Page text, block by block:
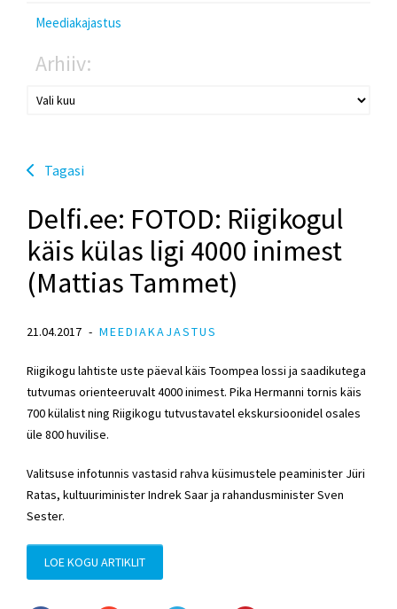
Meediakajastus
Arhiiv:
Tagasi
Delfi.ee: FOTOD: Riigikogul
käis külas ligi 4000 inimest
(Mattias Tammet)
21.04.2017 MEEDIAKAJASTUS
Riigikogu lahtiste uste päeval käis Toompea lossi ja saadikutega
tutvumas orienteeruvalt 4000 inimest. Pika Hermanni tornis käis
700 külalist ning Riigikogu tutvustavatel ekskursioonidel osales
üle 800 huvilise.
Valitsuse infotunnis vastasid rahva küsimustele peaminister Jüri
Ratas, kultuuriminister Indrek Saar ja rahandusminister Sven
Sester.
LOE KOGU ARTIKLIT